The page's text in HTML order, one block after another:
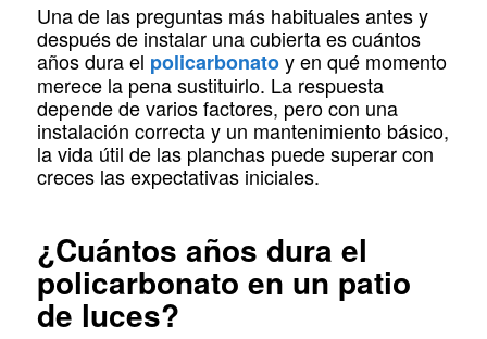
Una de las preguntas más habituales antes y
después de instalar una cubierta es cuántos
años dura el policarbonatoy en qué momento
merece la pena sustituirlo. La respuesta
depende de varios factores, pero con una
instalación correcta y un mantenimiento básico,
la vida útil de las planchas puede superar con
creces las expectativas iniciales.
¿Cuántos años dura el
policarbonato en un patio
de luces?